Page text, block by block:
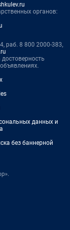
органов:
раб. 8 800 2000-383,
достоверность
данных и
без баннерной